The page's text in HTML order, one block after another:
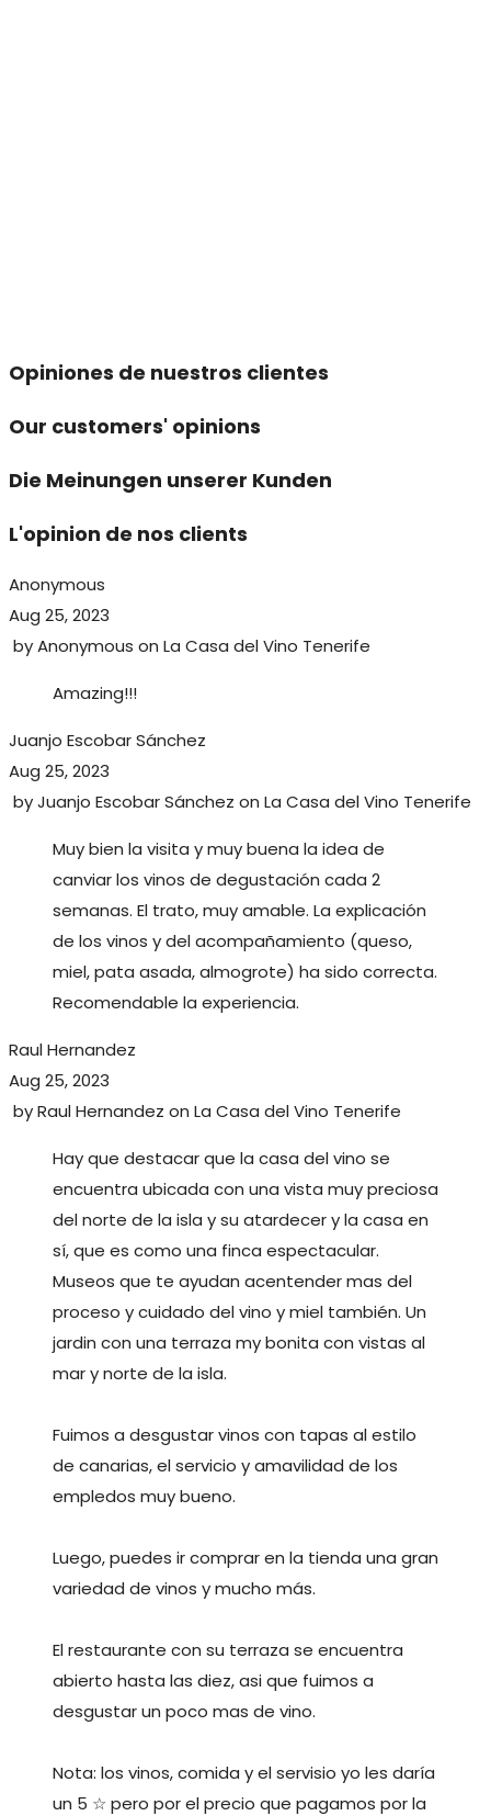
Opiniones de nuestros clientes
Our customers' opinions
Die Meinungen unserer Kunden
L'opinion de nos clients
Anonymous
Aug 25, 2023
byAnonymous on La Casa del Vino Tenerife
Amazing!!!
Juanjo Escobar Sánchez
Aug 25, 2023
byJuanjo Escobar Sánchez on La Casa del Vino Tenerife
Muy bien la visita y muy buena la idea de
canviar los vinos de degustación cada 2
semanas. El trato, muy amable. La explicación
de los vinos y del acompañamiento (queso,
miel, pata asada, almogrote) ha sido correcta.
Recomendable la experiencia.
Raul Hernandez
Aug 25, 2023
byRaul Hernandez on La Casa del Vino Tenerife
Hay que destacar que la casa del vino se
encuentra ubicada con una vista muy preciosa
del norte de la isla y su atardecer y la casa en
sí, que es como una finca espectacular.
Museos que te ayudan acentender mas del
proceso y cuidado del vino y miel también. Un
jardin con una terraza my bonita con vistas al
mar y norte de la isla.
Fuimos a desgustar vinos con tapas al estilo
de canarias, el servicio y amavilidad de los
empledos muy bueno.
Luego, puedes ir comprar en la tienda una gran
variedad de vinos y mucho más.
El restaurante con su terraza se encuentra
abierto hasta las diez, asi que fuimos a
desgustar un poco mas de vino.
Nota: los vinos, comida y el servisio yo les daría
un 5 ☆ pero por el precio que pagamos por la